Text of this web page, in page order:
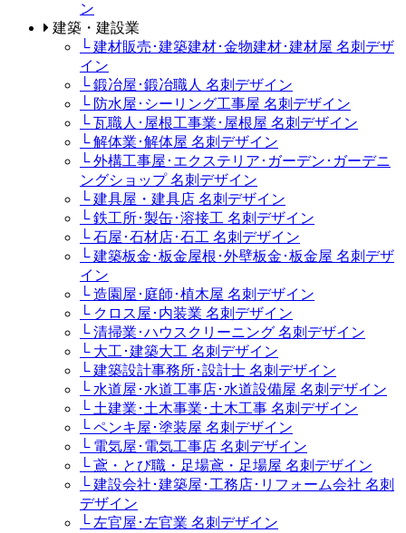
ン
建築・建設業
└ 建材販売･建築建材･金物建材･建材屋 名刺デザ
イン
└ 鍛冶屋･鍛冶職人 名刺デザイン
└ 防水屋･シーリング工事屋 名刺デザイン
└ 瓦職人･屋根工事業･屋根屋 名刺デザイン
└ 解体業･解体屋 名刺デザイン
└ 外構工事屋･エクステリア･ガーデン･ガーデニ
ングショップ 名刺デザイン
└ 建具屋・建具店 名刺デザイン
└ 鉄工所･製缶･溶接工 名刺デザイン
└ 石屋･石材店･石工 名刺デザイン
└ 建築板金･板金屋根･外壁板金･板金屋 名刺デザ
イン
└ 造園屋･庭師･植木屋 名刺デザイン
└ クロス屋･内装業 名刺デザイン
└ 清掃業･ハウスクリーニング 名刺デザイン
└ 大工･建築大工 名刺デザイン
└ 建築設計事務所･設計士 名刺デザイン
└ 水道屋･水道工事店･水道設備屋 名刺デザイン
└ 土建業･土木事業･土木工事 名刺デザイン
└ ペンキ屋･塗装屋 名刺デザイン
└ 電気屋･電気工事店 名刺デザイン
└ 鳶・とび職・足場鳶・足場屋 名刺デザイン
└ 建設会社･建築屋･工務店･リフォーム会社 名刺
デザイン
└ 左官屋･左官業 名刺デザイン